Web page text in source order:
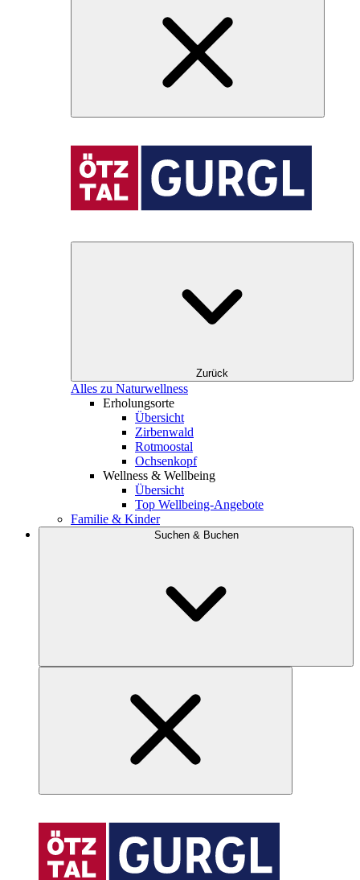
Zurück
Alles zu Naturwellness
Erholungsorte
Übersicht
Zirbenwald
Rotmoostal
Ochsenkopf
Wellness & Wellbeing
Übersicht
Top Wellbeing-Angebote
Familie & Kinder
Suchen & Buchen